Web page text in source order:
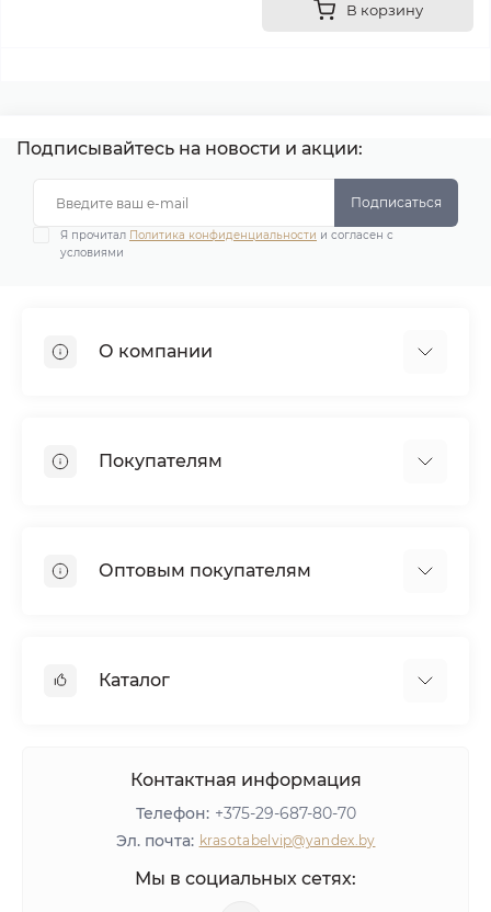
В корзину
Подписывайтесь на новости и акции:
Подписаться
Я прочитал Политика конфиденциальности и согласен с
условиями
О компании
Наше производство
Дипломы и награды
Покупателям
Гарантия
Вопросы и ответы
Оптовым покупателям
Агентское вознаграждение
Каталог
Оборудование
ЛИКВИДАЦИЯ
Оставить отзыв
Контактная информация
Телефон: +375-29-687-80-70
Эл. почта: krasotabelvip@yandex.by
Мы в социальных сетях: